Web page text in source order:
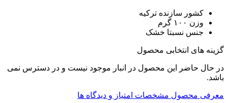
کشور سازنده ترکیه
وزن ۱۰۰ گرم
جنس نسبتا خشک
گزینه های انتخابی محصول
در حال حاضر این محصول در انبار موجود نیست و در دسترس نمی
باشد.
معرفی محصول مشخصات امتیاز و دیدگاه ها